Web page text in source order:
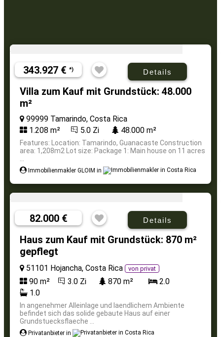
343.927 € *) Details
Villa zum Kauf mit Grundstück: 48.000
m²
99999 Tamarindo, Costa Rica
1.208 m²
5.0 Zi 48.000 m²
Features: Location: Tamarindo, Guanacaste Construction
area: 1,208m2 Lot size: Package 1: Main house on 11 acres
Immobilienmakler GLOIM in
82.000 € Details
Haus zum Kauf mit Grundstück: 870 m²
gepflegt
51101 Hojancha, Costa Rica von privat
90 m² 3.0 Zi 870 m²
2.0
1.0
In angenehmer Alleinlage und laendlichem Ambiente
befindet sich das solide gebaute Haus auf einer
Grundstuecksflaeche ...
Privatanbieter in